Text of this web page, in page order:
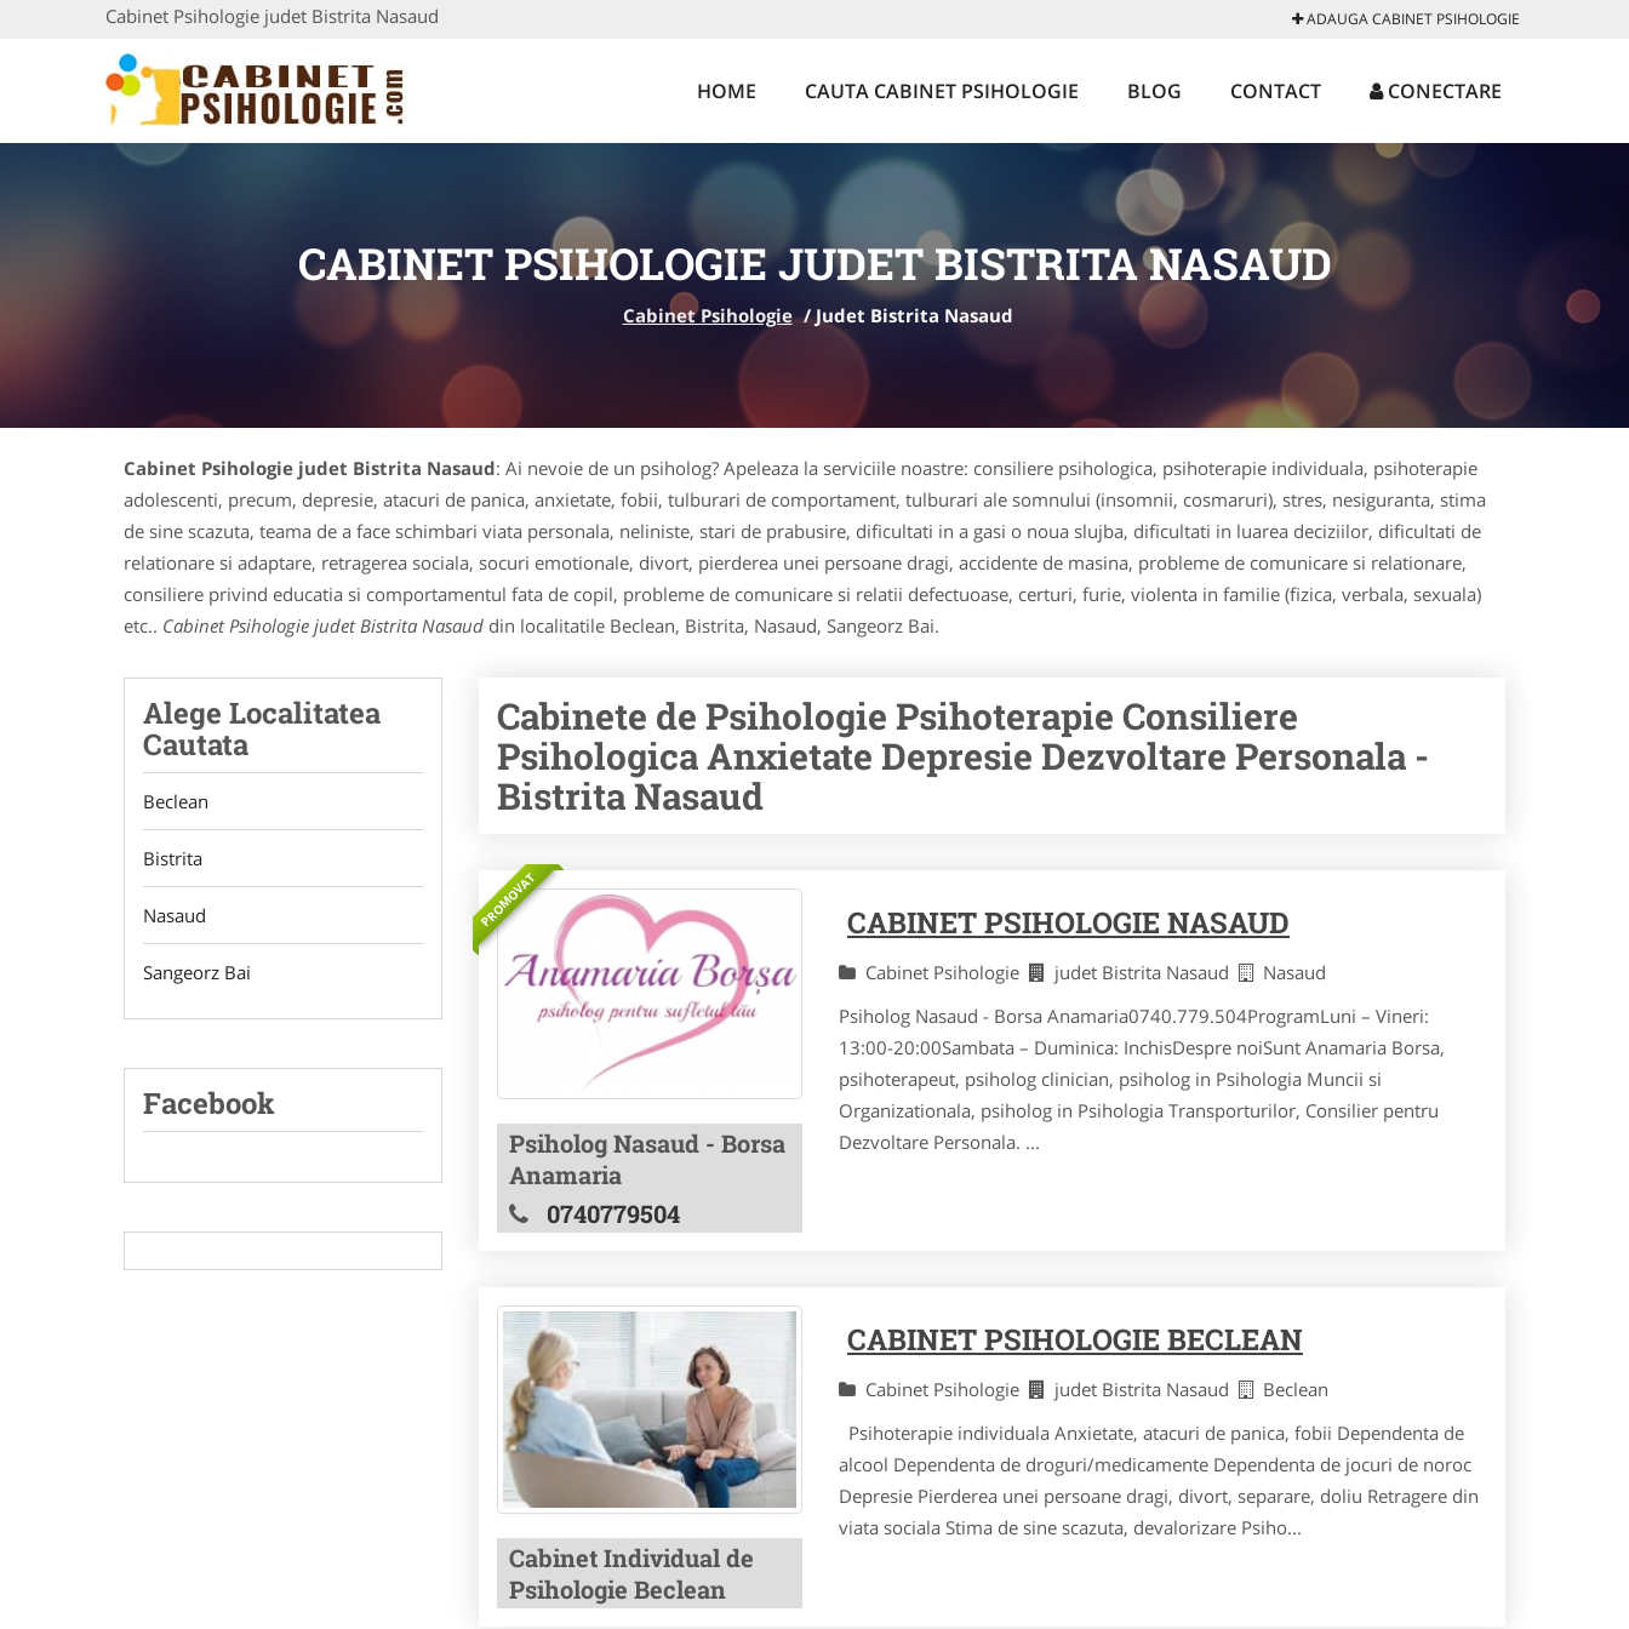
Cabinet Psihologie judet Bistrita Nasaud ADAUGA CABINET PSIHOLOGIE
HOME CAUTA CABINET PSIHOLOGIE BLOG CONTACT CONECTARE
CABINET PSIHOLOGIE JUDET BISTRITA NASAUD
Cabinet Psihologie /Judet Bistrita Nasaud
Cabinet Psihologie judet Bistrita Nasaud: Ai nevoie de un psiholog? Apeleaza la serviciile noastre: consiliere psihologica, psihoterapie individuala, psihoterapie
adolescenti, precum, depresie, atacuri de panica, anxietate, fobii, tulburari de comportament, tulburari ale somnului (insomnii, cosmaruri), stres, nesiguranta, stima
de sine scazuta, teama de a face schimbari viata personala, neliniste, stari de prabusire, dificultati in a gasi o noua slujba, dificultati in luarea deciziilor, dificultati de
relationare si adaptare, retragerea sociala, socuri emotionale, divort, pierderea unei persoane dragi, accidente de masina, probleme de comunicare si relationare,
consiliere privind educatia si comportamentul fata de copil, probleme de comunicare si relatii defectuoase, certuri, furie, violenta in familie (fizica, verbala, sexuala)
etc.. Cabinet Psihologie judet Bistrita Nasaud din localitatile Beclean, Bistrita, Nasaud, Sangeorz Bai.
Alege Localitatea
Cautata
Beclean
Bistrita
Nasaud
Sangeorz Bai
Facebook
Cabinete de Psihologie Psihoterapie Consiliere
Psihologica Anxietate Depresie Dezvoltare Personala -
Bistrita Nasaud
PROMOVAT
Psiholog Nasaud - Borsa
Anamaria
0740779504
CABINET PSIHOLOGIE NASAUD
Cabinet Psihologie judet Bistrita Nasaud
Nasaud
Psiholog Nasaud - Borsa Anamaria0740.779.504ProgramLuni – Vineri:
13:00-20:00Sambata – Duminica: InchisDespre noiSunt Anamaria Borsa,
psihoterapeut, psiholog clinician, psiholog in Psihologia Muncii si
Organizationala, psiholog in Psihologia Transporturilor, Consilier pentru
Dezvoltare Personala. ...
Cabinet Individual de
Psihologie Beclean
CABINET PSIHOLOGIE BECLEAN
Cabinet Psihologie judet Bistrita Nasaud
Beclean
Psihoterapie individuala Anxietate, atacuri de panica, fobii Dependenta de
alcool Dependenta de droguri/medicamente Dependenta de jocuri de noroc
Depresie Pierderea unei persoane dragi, divort, separare, doliu Retragere din
viata sociala Stima de sine scazuta, devalorizare Psiho...